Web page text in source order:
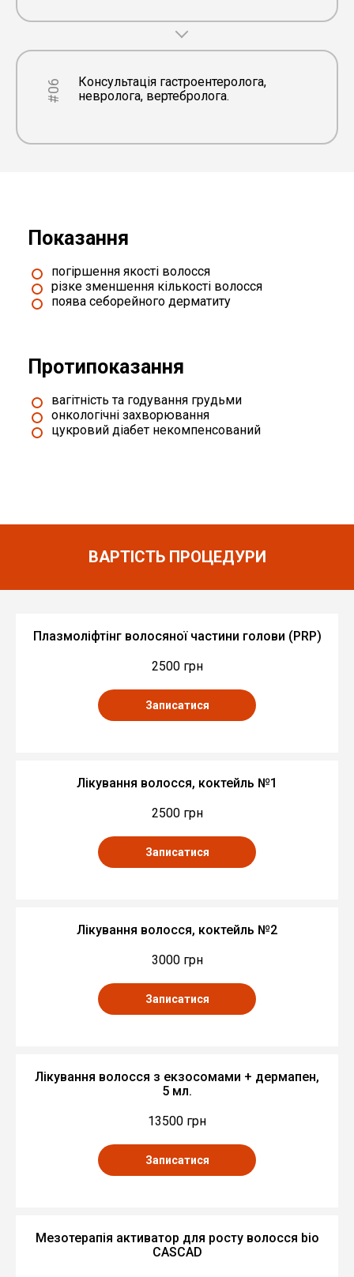
#06
Консультація гастроентеролога,
невролога, вертебролога.
Показання
погіршення якості волосся
різке зменшення кількості волосся
поява себорейного дерматиту
Протипоказання
вагітність та годування грудьми
онкологічні захворювання
цукровий діабет некомпенсований
ВАРТІСТЬ ПРОЦЕДУРИ
Плазмоліфтінг волосяної частини голови (PRP)
2500 грн
Записатися
Лікування волосся, коктейль №1
2500 грн
Записатися
Лікування волосся, коктейль №2
3000 грн
Записатися
Лікування волосся з екзосомами + дермапен,
5 мл.
13500 грн
Записатися
Мезотерапія активатор для росту волосся bio
CASCAD